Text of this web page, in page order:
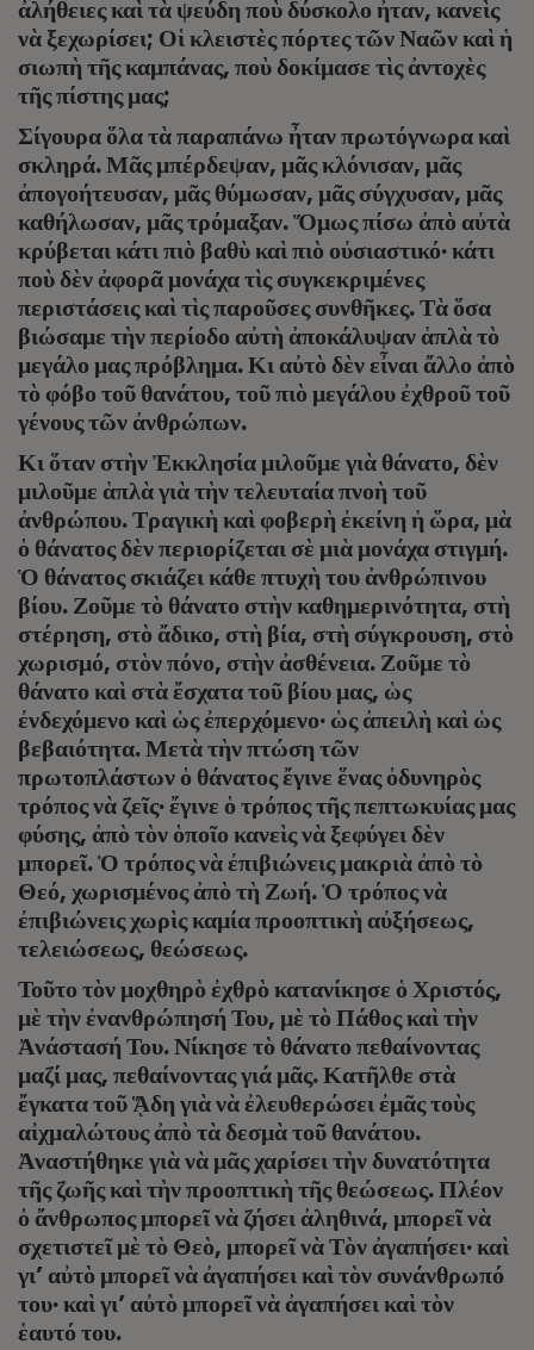
ἀλήθειες καὶ τὰ ψεύδη ποὺ δύσκολο ἦταν, κανεὶς
νὰ ξεχωρίσει; Οἱ κλειστὲς πόρτες τῶν Ναῶν καὶ ἡ
σιωπὴ τῆς καμπάνας, ποὺ δοκίμασε τὶς ἀντοχὲς
τῆς πίστης μας;
Σίγουρα ὅλα τὰ παραπάνω ἦταν πρωτόγνωρα καὶ
σκληρά. Μᾶς μπέρδεψαν, μᾶς κλόνισαν, μᾶς
ἀπογοήτευσαν, μᾶς θύμωσαν, μᾶς σύγχυσαν, μᾶς
καθήλωσαν, μᾶς τρόμαξαν. Ὅμως πίσω ἀπὸ αὐτὰ
κρύβεται κάτι πιὸ βαθὺ καὶ πιὸ οὐσιαστικό· κάτι
ποὺ δὲν ἀφορᾶ μονάχα τὶς συγκεκριμένες
περιστάσεις καὶ τὶς παροῦσες συνθῆκες. Τὰ ὅσα
βιώσαμε τὴν περίοδο αὐτὴ ἀποκάλυψαν ἁπλὰ τὸ
μεγάλο μας πρόβλημα. Κι αὐτὸ δὲν εἶναι ἄλλο ἀπὸ
τὸ φόβο τοῦ θανάτου, τοῦ πιὸ μεγάλου ἐχθροῦ τοῦ
γένους τῶν ἀνθρώπων.
Κι ὅταν στὴν Ἐκκλησία μιλοῦμε γιὰ θάνατο, δὲν
μιλοῦμε ἁπλὰ γιὰ τὴν τελευταία πνοὴ τοῦ
ἀνθρώπου. Τραγικὴ καὶ φοβερὴ ἐκείνη ἡ ὥρα, μὰ
ὁ θάνατος δὲν περιορίζεται σὲ μιὰ μονάχα στιγμή.
Ὁ θάνατος σκιάζει κάθε πτυχὴ του ἀνθρώπινου
βίου. Ζοῦμε τὸ θάνατο στὴν καθημερινότητα, στὴ
στέρηση, στὸ ἄδικο, στὴ βία, στὴ σύγκρουση, στὸ
χωρισμό, στὸν πόνο, στὴν ἀσθένεια. Ζοῦμε τὸ
θάνατο καὶ στὰ ἔσχατα τοῦ βίου μας, ὡς
ἐνδεχόμενο καὶ ὡς ἐπερχόμενο· ὡς ἀπειλὴ καὶ ὡς
βεβαιότητα. Μετὰ τὴν πτώση τῶν
πρωτοπλάστων ὁ θάνατος ἔγινε ἕνας ὀδυνηρὸς
τρόπος νὰ ζεῖς· ἔγινε ὁ τρόπος τῆς πεπτωκυίας μας
φύσης, ἀπὸ τὸν ὁποῖο κανεὶς νὰ ξεφύγει δὲν
μπορεῖ. Ὁ τρόπος νὰ ἐπιβιώνεις μακριὰ ἀπὸ τὸ
Θεό, χωρισμένος ἀπὸ τὴ Ζωή. Ὁ τρόπος νὰ
ἐπιβιώνεις χωρὶς καμία προοπτικὴ αὐξήσεως,
τελειώσεως, θεώσεως.
Τοῦτο τὸν μοχθηρὸ ἐχθρὸ κατανίκησε ὁ Χριστός,
μὲ τὴν ἐνανθρώπησή Του, μὲ τὸ Πάθος καὶ τὴν
Ἀνάστασή Του. Νίκησε τὸ θάνατο πεθαίνοντας
μαζί μας, πεθαίνοντας γιά μᾶς. Κατῆλθε στὰ
ἔγκατα τοῦ ᾍδη γιὰ νὰ ἐλευθερώσει ἐμᾶς τοὺς
αἰχμαλώτους ἀπὸ τὰ δεσμὰ τοῦ θανάτου.
Ἀναστήθηκε γιὰ νὰ μᾶς χαρίσει τὴν δυνατότητα
τῆς ζωῆς καὶ τὴν προοπτικὴ τῆς θεώσεως. Πλέον
ὁ ἄνθρωπος μπορεῖ νὰ ζήσει ἀληθινά, μπορεῖ νὰ
σχετιστεῖ μὲ τὸ Θεὸ, μπορεῖ νὰ Τὸν ἀγαπήσει· καὶ
γι’ αὐτὸ μπορεῖ νὰ ἀγαπήσει καὶ τὸν συνάνθρωπό
του· καὶ γι’ αὐτὸ μπορεῖ νὰ ἀγαπήσει καὶ τὸν
ἑαυτό του.